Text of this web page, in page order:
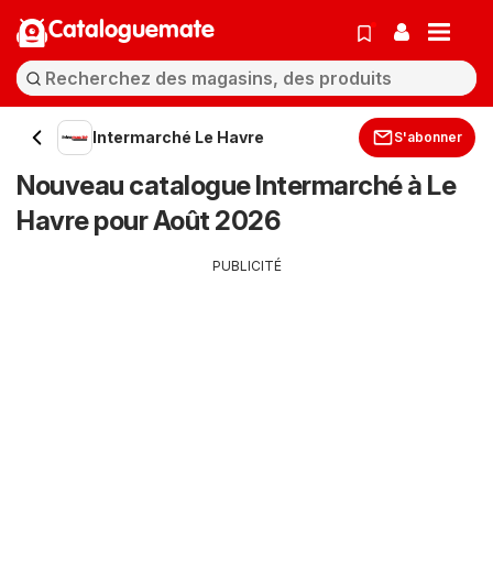
Cataloguemate
Intermarché Le Havre S'abonner
Nouveau catalogue Intermarché à Le
Havre pour Août 2026
PUBLICITÉ